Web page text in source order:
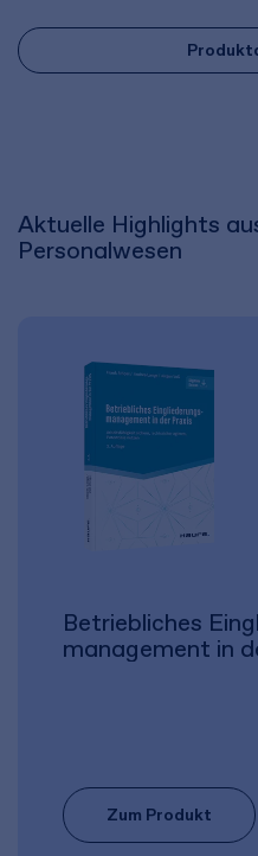
Aktuelle Highlights
Personalwesen
Betriebliches
management in
Zum Produkt